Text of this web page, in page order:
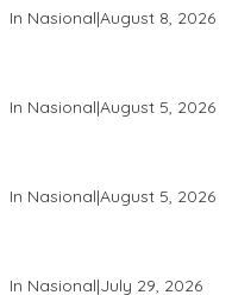
In Nasional|August 8, 2026
In Nasional|August 5, 2026
In Nasional|August 5, 2026
In Nasional|July 29, 2026